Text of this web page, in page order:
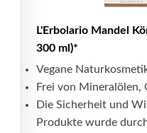
L'Erbolario Mandel
300 ml)*
Vegane
Frei von Mineralölen,
Die Sicherheit und
Produkte wurde